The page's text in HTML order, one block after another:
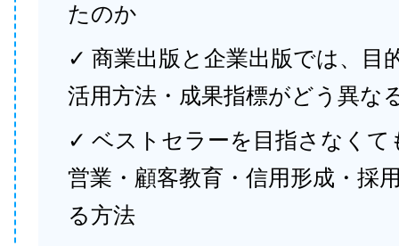
たのか
✓ 商業出版と企業出版では、目
活用方法・成果指標がどう異な
✓ ベストセラーを目指さなくて
営業・顧客教育・信用形成・採
る方法